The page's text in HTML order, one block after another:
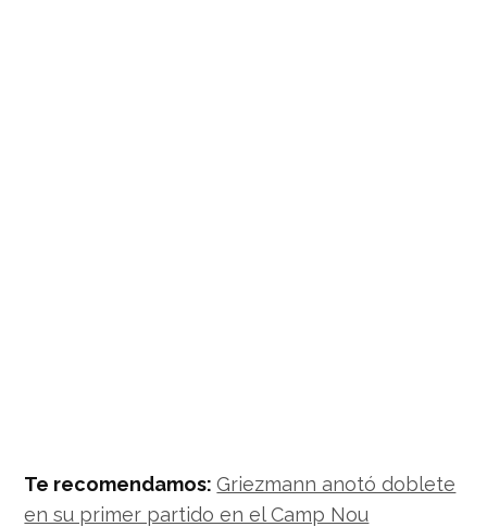
Te recomendamos:Griezmann anotó doblete
en su primer partido en el Camp Nou